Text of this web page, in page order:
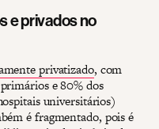
e privados no
privatizado, com
e 80% dos
universitários)
é fragmentado, pois é